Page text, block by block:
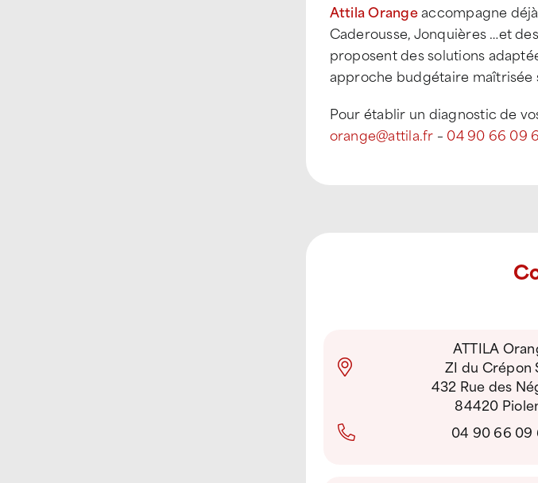
Attila Orangeaccompagne
Caderousse, Jonquières …et
proposent des solutions
approche budgétaire maîtrisée
Pour établir un diagnostic de
orange@attila.fr – 04 90 66 09
ATTILA
ZI du Crépon
432 Rue des
84420
04 90 66 09